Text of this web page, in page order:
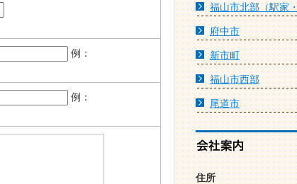
例：
例：
福山市北部（駅家
府中市
新市町
福山市西部
尾道市
住所